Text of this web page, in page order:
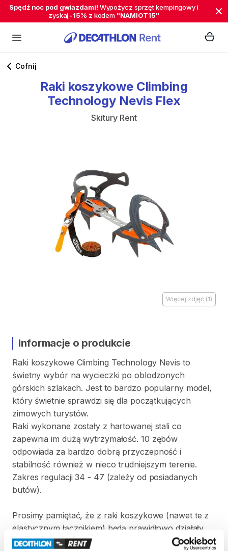
Spędź noc pod gwiazdami! Wypożycz sprzęt kempingowy i
zyskaj -15% z kodem "NAMIOT15"
Cofnij
Raki koszykowe Climbing
Technology Nevis Flex
Skitury Rent
Więcej zdjęć (1)
Informacje o produkcie
Raki koszykowe Climbing Technology Nevis to
świetny wybór na wycieczki po oblodzonych
górskich szlakach. Jest to bardzo popularny model​,​
który świetnie sprawdzi się dla początkujących
zimowych turystów.
Raki wykonane zostały z hartowanej stali co
zapewnia im dużą wytrzymałość. 10 zębów
odpowiada za bardzo dobrą przyczepność i
stabilność również w nieco trudniejszym terenie.
Zakres regulacji 34 - 47 (zależy od posiadanych
butów).
Prosimy pamiętać​,​ że z raki koszykowe (nawet te z
elastycznym łącznikiem) będą prawidłowo działały
tylko z odpowiednio sztywnym górskim.